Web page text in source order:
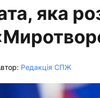
яка
Редакція СПЖ